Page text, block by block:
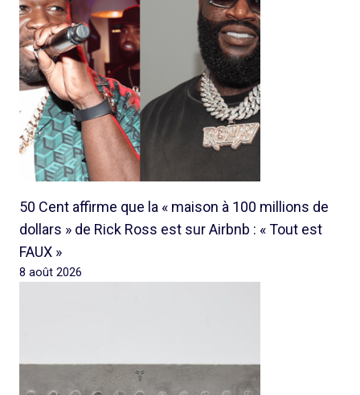
50 Cent affirme que la « maison à 100 millions de
dollars » de Rick Ross est sur Airbnb : « Tout est
FAUX »
8 août 2026